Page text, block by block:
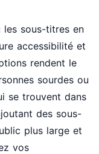
les sous-titres en
accessibilité et
rendent le
sourdes ou
se trouvent dans
des sous-
plus large et
vos